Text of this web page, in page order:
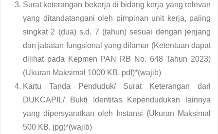
Surat keterangan bekerja di bidang kerja yang relevan
yang ditandatangani oleh pimpinan unit kerja, paling
singkat 2 (dua) s.d. 7 (tahun) sesuai dengan jenjang
dan jabatan fungsional yang dilamar (Ketentuan dapat
dilihat pada Kepmen PAN RB No. 648 Tahun 2023)
(Ukuran Maksimal 1000 KB, pdf)*(wajib)
Kartu Tanda Penduduk/ Surat Keterangan dari
DUKCAPIL/ Bukti Identitas Kependudukan lainnya
yang dipersyaratkan oleh Instansi (Ukuran Maksimal
500 KB, jpg)*(wajib)